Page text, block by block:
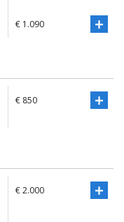
€ 1.090
€ 850
€ 2.000